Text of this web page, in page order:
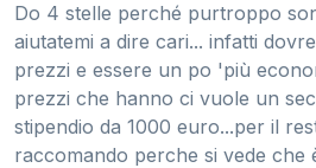
Do 4 stelle perché purtroppo
aiutatemi a dire cari... infatti
prezzi e essere un po 'più
prezzi che hanno ci vuole un
stipendio da 1000 euro...per il
raccomando perche si vede che